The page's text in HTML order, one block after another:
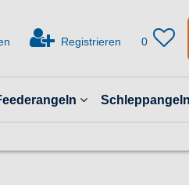
Registrieren 0
Schleppangeln